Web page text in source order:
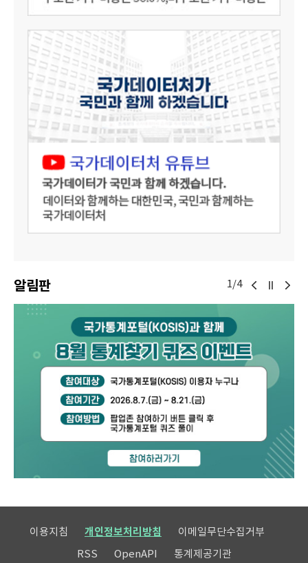
알림판 1/4
이용지침 개인정보처리방침
이메일무단수집거부
RSS
OpenAPI 통계제공기관